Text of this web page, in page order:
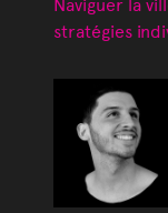
stratégies